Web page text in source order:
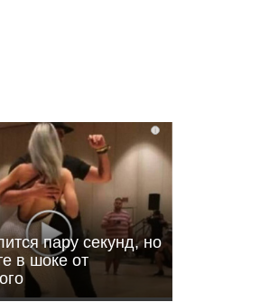
i
пару секунд, но
в шоке от